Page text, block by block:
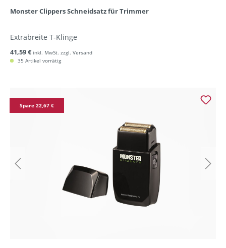
Monster Clippers Schneidsatz für Trimmer
Extrabreite T-Klinge
41,59 € inkl. MwSt. zzgl. Versand
35 Artikel vorrätig
Spare 22,67 €